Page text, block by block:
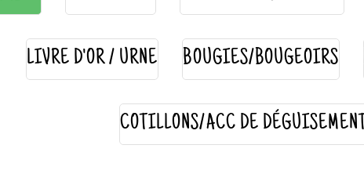
LIVRE D'OR / URNE BOUGIES/BOUGEOIRS
COTILLONS/ACC DE